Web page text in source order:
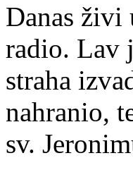
Danas živi
radio. Lav
straha
nahranio,
sv.